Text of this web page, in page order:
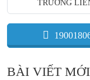
TRƯỞNG
BÀI VIẾT MỚI